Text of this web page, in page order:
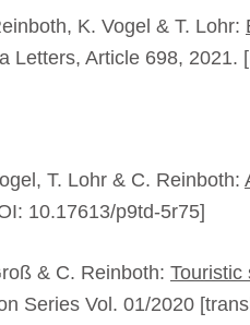
K. Vogel & T. Lohr:
Letters, Article 698, 2021.
T. Lohr & C. Reinboth:
10.17613/p9td-5r75]
& C. Reinboth: Touristic
Series Vol. 01/2020